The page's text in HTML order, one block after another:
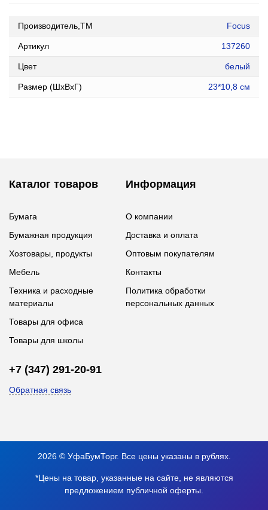
Производитель,ТМ Focus
Артикул 137260
Цвет белый
Размер (ШxВxГ) 23*10,8 см
Каталог товаров
Бумага
Бумажная продукция
Хозтовары, продукты
Мебель
Техника и расходные
материалы
Товары для офиса
Товары для школы
Информация
О компании
Доставка и оплата
Оптовым покупателям
Контакты
Политика обработки
персональных данных
+7 (347) 291-20-91
Обратная связь
2026 © УфаБумТорг. Все цены указаны в рублях.
*Цены на товар, указанные на сайте, не являются
предложением публичной оферты.